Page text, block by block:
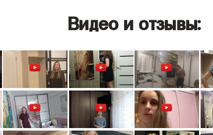
Видео и отзывы: